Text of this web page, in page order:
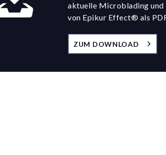
aktuelle Microblading
von Epikur Effect® als
ZUM DOWNLOAD